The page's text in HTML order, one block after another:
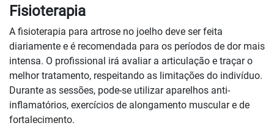
Fisioterapia
A fisioterapia para artrose no joelho deve ser feita
diariamente e é recomendada para os períodos de dor mais
intensa. O profissional irá avaliar a articulação e traçar o
melhor tratamento, respeitando as limitações do indivíduo.
Durante as sessões, pode-se utilizar aparelhos anti-
inflamatórios, exercícios de alongamento muscular e de
fortalecimento.